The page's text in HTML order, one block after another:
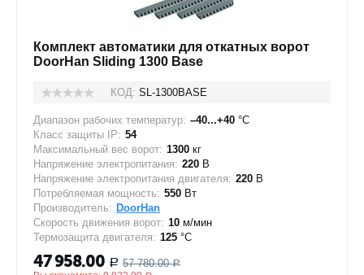
Комплект автоматики для откатных ворот
DoorHan Sliding 1300 Base
КОД: SL-1300BASE
Диапазон рабочих температур: –40...+40 °C
Класс защиты IP: 54
Максимальный вес ворот: 1300 кг
Напряжение электропитания: 220 В
Напряжение электропитания двигателя: 220 В
Потребляемая мощность: 550 Вт
Производитель: DoorHan
Скорость движения ворот: 10 м/мин
Термозащита двигателя: 125 °C
47 958.00 Р 57 780.00 Р